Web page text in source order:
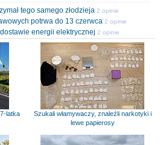
tego samego złodzieja 2 opinie
potrwa do 13 czerwca 2 opinie
energii elektrycznej 2 opinie
latka
Szukali włamywaczy, znaleźli narkotyki i
lewe papierosy